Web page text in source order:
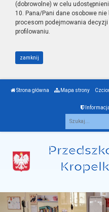
(dobrowolne) w celu
10. Pana/Pani dane osobowe
procesom podejmowania
profilowaniu.
zamknij
Strona główna Mapa strony